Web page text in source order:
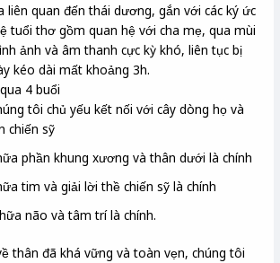
liên quan đến thái dương, gắn với các ký ức
tuổi thơ gồm quan hệ với cha mẹ, qua mùi
ảnh và âm thanh cực kỳ khó, liên tục bị
kéo dài mất khoảng 3h.
4 buổi
tôi chủ yếu kết nối với cây dòng họ và
chiến sỹ
phần khung xương và thân dưới là chính
tim và giải lời thề chiến sỹ là chính
não và tâm trí là chính.
thân đã khá vững và toàn vẹn, chúng tôi